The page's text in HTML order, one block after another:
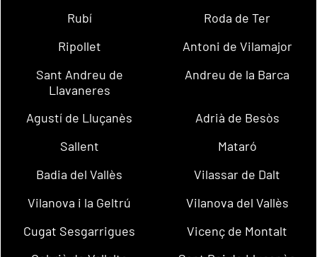
Rubí
Roda de Ter
Ripollet
Antoni de Vilamajor
Sant Andreu de
Llavaneres
Andreu de la Barca
Agustí de Lluçanès
Adrià de Besòs
Sallent
Mataró
Badia del Vallès
Vilassar de Dalt
Vilanova i la Geltrú
Vilanova del Vallès
Cugat Sesgarrigues
Vicenç de Montalt